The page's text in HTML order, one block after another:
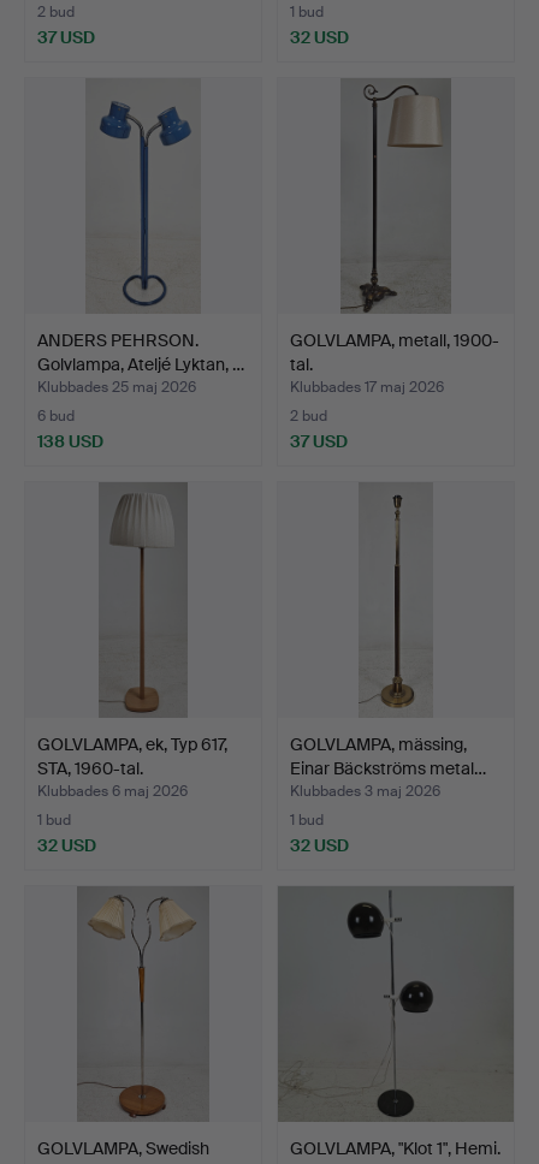
2 bud
37 USD
1 bud
32 USD
ANDERS PEHRSON.
Golvlampa, Ateljé Lyktan, …
Klubbades 25 maj 2026
6 bud
138 USD
GOLVLAMPA, metall, 1900-
tal.
Klubbades 17 maj 2026
2 bud
37 USD
GOLVLAMPA, ek, Typ 617,
STA, 1960-tal.
Klubbades 6 maj 2026
1 bud
32 USD
GOLVLAMPA, mässing,
Einar Bäckströms metal…
Klubbades 3 maj 2026
1 bud
32 USD
GOLVLAMPA, Swedish
GOLVLAMPA, "Klot 1", Hemi.